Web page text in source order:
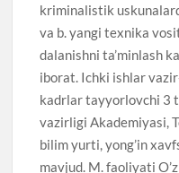
kriminalistik
va b. yangi texnika
dalanishni ta’minlash
iborat. Ichki ishlar
kadrlar tayyorlovchi 3
vazirligi Akademiyasi,
bilim yurti, yong’in
mavjud. M. faoliyati